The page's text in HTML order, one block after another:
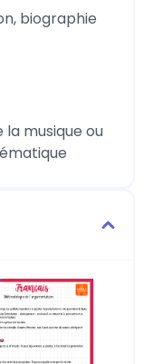
biographie
musique ou